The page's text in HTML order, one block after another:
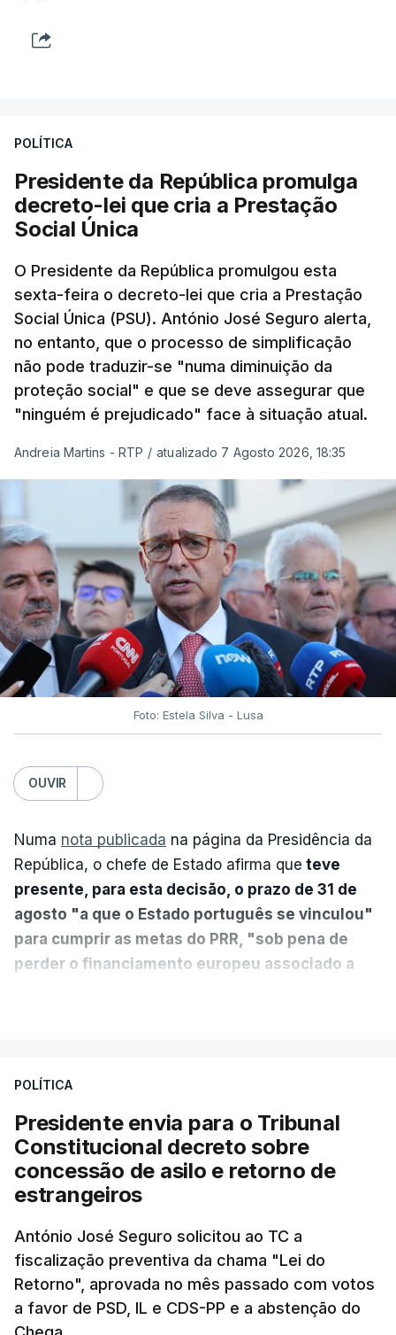
POLÍTICA
Presidente da República promulga
decreto-lei que cria a Prestação
Social Única
O Presidente da República promulgou esta
sexta-feira o decreto-lei que cria a Prestação
Social Única (PSU). António José Seguro alerta,
no entanto, que o processo de simplificação
não pode traduzir-se "numa diminuição da
proteção social" e que se deve assegurar que
"ninguém é prejudicado" face à situação atual.
Andreia Martins - RTP / atualizado 7 Agosto 2026, 18:35
Foto: Estela Silva - Lusa
OUVIR
Numa nota publicada na página da Presidência da
República, o chefe de Estado afirma que teve
presente, para esta decisão, o prazo de 31 de
agosto "a que o Estado português se vinculou"
para cumprir as metas do PRR, "sob pena de
perder o financiamento europeu associado a
sistema mais simples, mais justo e transparente".
"Sempre que seja possível reduzir burocracias,
eliminar sobreposições e garantir que os apoios
chegam a quem mais necessita, estaremos a dar
um passo na direção certa", argumenta o
Presidente da República.
Assegurar que "ninguém é
POLÍTICA
Presidente envia para o Tribunal
Constitucional decreto sobre
concessão de asilo e retorno de
estrangeiros
António José Seguro solicitou ao TC a
fiscalização preventiva da chama "Lei do
Retorno", aprovada no mês passado com votos
a favor de PSD, IL e CDS-PP e a abstenção do